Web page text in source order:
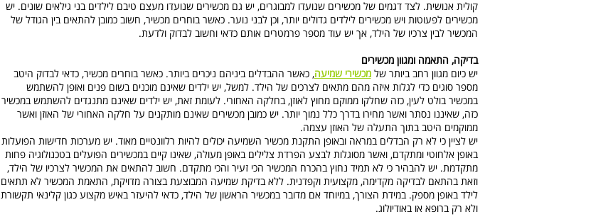
קולית אנושית. לצד דגמים של מכשירים שנועדו למבוגרים, יש גם מכשירים שנועדו מעצם טיבם לילדים בני גילאים שונים. יש
מכשירים לפעוטות ויש מכשירים לילדים גדולים יותר, וכן לבני נוער. כאשר בוחרים מכשיר, חשוב כמובן להתאים בין הגודל של
המכשיר לבין צרכיו של הילד, אך יש עוד מספר פרמטרים אותם כדאי וחשוב לבדוק ולדעת.
בדיקה, התאמה ומגוון מכשירים
יש כיום מגוון רחב ביותר שלמכשירי שמיעה, כאשר ההבדלים ביניהם ניכרים ביותר. כאשר בוחרים מכשיר, כדאי לבדוק היטב
מספר סוגים כדי לגלות איזה מהם מתאים לצרכים של הילד. למשל, יש ילדים שאינם מוכנים בשום פנים ואופן להשתמש
במכשיר בולט לעין, כזה שחלקו ממוקם מחוץ לאוזן, בחלקה האחורי. לעומת זאת, יש ילדים שאינם מתנגדים להשתמש במכשיר
כזה, שאיננו נסתר ואשר מחירו בדרך כלל נמוך יותר. יש כמובן מכשירים שאינם מותקנים על חלקה האחורי של האוזן ואשר
ממוקמים היטב בתוך התעלה של האוזן עצמה.
יש לציין כי לא רק הבדלים במראה ובאופן התקנת מכשיר השמיעה יכולים להיות רלוונטיים מאוד. יש מערכות חדישות הפועלות
באופן אלחוטי ומתקדם, ואשר מסוגלות לבצע הפרדת צלילים באופן מעולה, שאינו קיים במכשירים הפועלים בטכנולוגיה פחות
מתקדמת. יש להבהיר כי לא תמיד נחוץ בהכרח המכשיר הכי זעיר והכי מתקדם. חשוב להתאים את המכשיר לצרכיו של הילד,
וזאת בהתאם לבדיקה מקדימה, מקצועית וקפדנית. ללא בדיקת שמיעה המבוצעת בצורה מדויקת, התאמת המכשיר לא תתאים
לילד באופן מספק. במידת הצורך, במיוחד אם מדובר במכשיר הראשון של הילד, כדאי להיעזר באיש מקצוע כגון קלינאי תקשורת
ולא רק ברופא או באודיולוג.